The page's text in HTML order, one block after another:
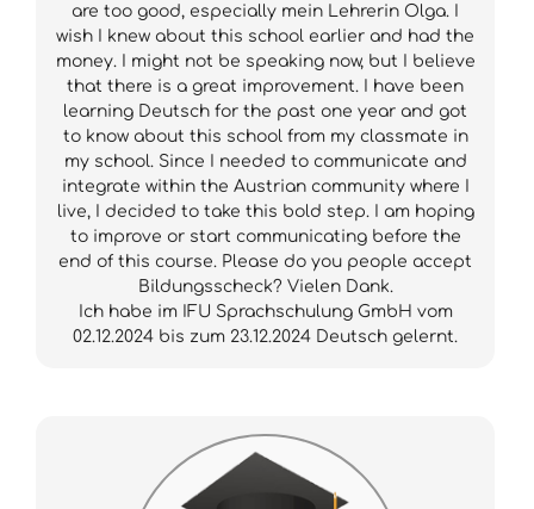
are too good, especially mein Lehrerin Olga. I
wish I knew about this school earlier and had the
money. I might not be speaking now, but I believe
that there is a great improvement. I have been
learning Deutsch for the past one year and got
to know about this school from my classmate in
my school. Since I needed to communicate and
integrate within the Austrian community where I
live, I decided to take this bold step. I am hoping
to improve or start communicating before the
end of this course. Please do you people accept
Bildungsscheck? Vielen Dank.
Ich habe im IFU Sprachschulung GmbH vom
02.12.2024 bis zum 23.12.2024 Deutsch gelernt.